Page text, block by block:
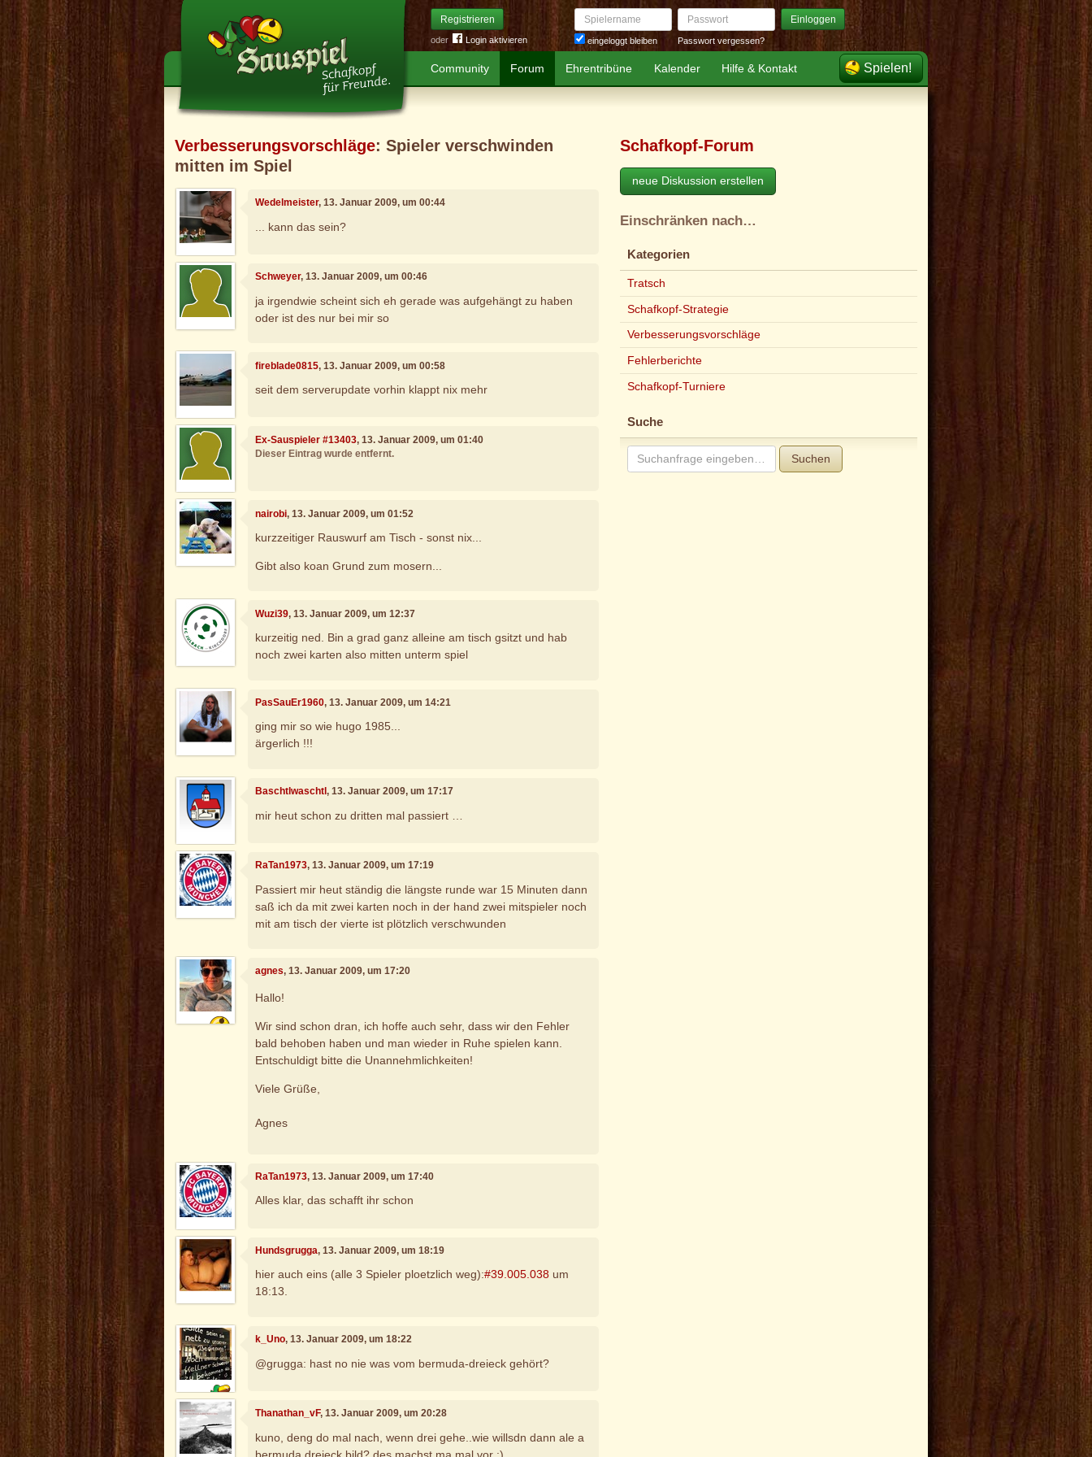
Registrieren
oder Login aktivieren
Spielername
eingeloggt bleiben
Passwort Einloggen
Passwort vergessen?
Community Forum Ehrentribüne Kalender Hilfe & Kontakt Spielen!
Verbesserungsvorschläge: Spieler verschwinden
mitten im Spiel
Wedelmeister, 13. Januar 2009, um 00:44
... kann das sein?
Schweyer, 13. Januar 2009, um 00:46
ja irgendwie scheint sich eh gerade was aufgehängt zu haben
oder ist des nur bei mir so
fireblade0815, 13. Januar 2009, um 00:58
seit dem serverupdate vorhin klappt nix mehr
Ex-Sauspieler #13403, 13. Januar 2009, um 01:40
Dieser Eintrag wurde entfernt.
nairobi, 13. Januar 2009, um 01:52
kurzzeitiger Rauswurf am Tisch - sonst nix...
Gibt also koan Grund zum mosern...
Wuzi39, 13. Januar 2009, um 12:37
kurzeitig ned. Bin a grad ganz alleine am tisch gsitzt und hab
noch zwei karten also mitten unterm spiel
PasSauEr1960, 13. Januar 2009, um 14:21
ging mir so wie hugo 1985...
ärgerlich !!!
Baschtlwaschtl, 13. Januar 2009, um 17:17
mir heut schon zu dritten mal passiert …
RaTan1973, 13. Januar 2009, um 17:19
Passiert mir heut ständig die längste runde war 15 Minuten dann
saß ich da mit zwei karten noch in der hand zwei mitspieler noch
mit am tisch der vierte ist plötzlich verschwunden
agnes, 13. Januar 2009, um 17:20
Hallo!
Wir sind schon dran, ich hoffe auch sehr, dass wir den Fehler
bald behoben haben und man wieder in Ruhe spielen kann.
Entschuldigt bitte die Unannehmlichkeiten!
Viele Grüße,
Agnes
RaTan1973, 13. Januar 2009, um 17:40
Alles klar, das schafft ihr schon
Hundsgrugga, 13. Januar 2009, um 18:19
hier auch eins (alle 3 Spieler ploetzlich weg):#39.005.038 um
18:13.
k_Uno, 13. Januar 2009, um 18:22
@grugga: hast no nie was vom bermuda-dreieck gehört?
Thanathan_vF, 13. Januar 2009, um 20:28
kuno, deng do mal nach, wenn drei gehe..wie willsdn dann ale a
bermuda dreieck bild? des machst ma mal vor :)
Schafkopf-Forum
neue Diskussion erstellen
Einschränken nach…
Kategorien
Tratsch
Schafkopf-Strategie
Verbesserungsvorschläge
Fehlerberichte
Schafkopf-Turniere
Suche
Suchen